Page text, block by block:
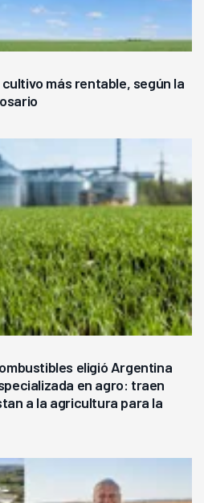
más rentable, según la
eligió Argentina
en agro: traen
a la agricultura para la